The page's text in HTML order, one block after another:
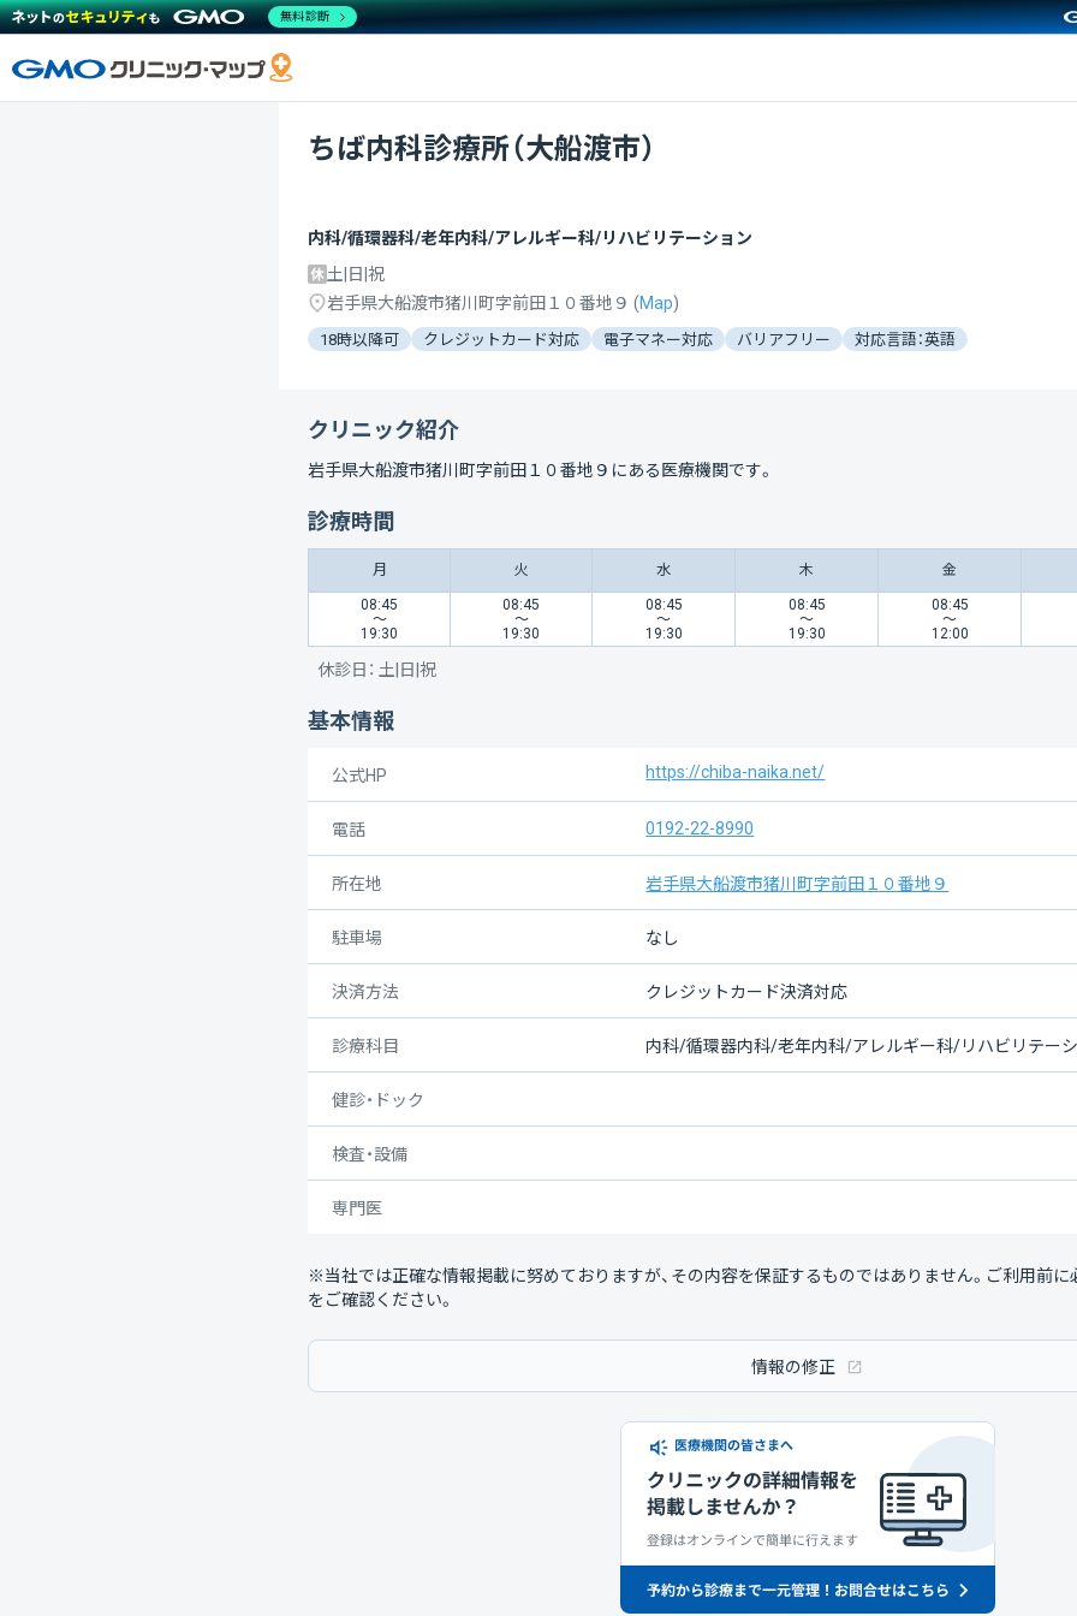
ちば内科診療所（大船渡市）
内科/循環器科/老年内科/アレルギー科/リハビリテーション
土|日|祝
岩手県大船渡市猪川町字前田１０番地９ (Map)
18時以降可 クレジットカード対応 電子マネー対応 バリアフリー 対応言語：英語
クリニック紹介
岩手県大船渡市猪川町字前田１０番地９ にある医療機関です。
診療時間
月 火 水 木 金
08:45
〜
19:30
08:45
〜
19:30
08:45
〜
19:30
08:45
〜
19:30
08:45
〜
12:00
休診日： 土|日|祝
基本情報
公式HP https://chiba-naika.net/
電話 0192-22-8990
所在地 岩手県大船渡市猪川町字前田１０番地９
駐車場 なし
決済方法 クレジットカード決済対応
診療科目 内科/循環器内科/老年内科/アレルギー科/リハビリテー
健診・ドック
検査・設備
専門医
※当社では正確な情報掲載に努めておりますが、その内容を保証するものではありません。ご利用前
をご確認ください。
情報の修正
無料診断